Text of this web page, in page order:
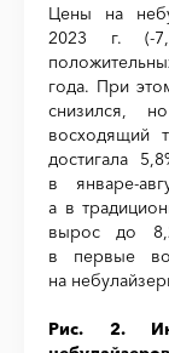
Цены на
2023 г. (-
года. При
снизился,
восходящий
достигала
в январе-
а в
вырос до
в первые
на
Рис. 2.